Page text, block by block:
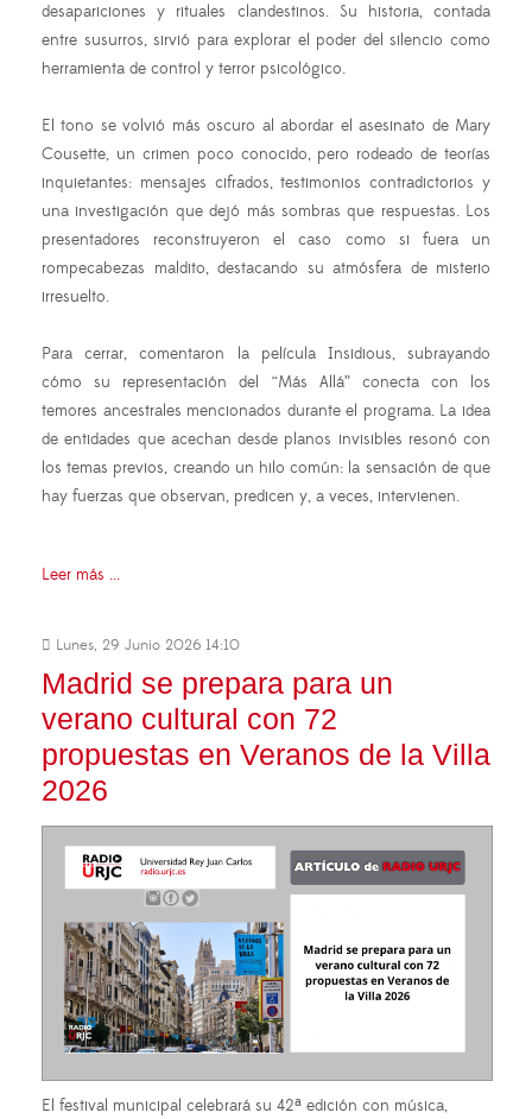
desapariciones y rituales clandestinos. Su historia, contada
entre susurros, sirvió para explorar el poder del silencio como
herramienta de control y terror psicológico.
El tono se volvió más oscuro al abordar el asesinato de Mary
Cousette, un crimen poco conocido, pero rodeado de teorías
inquietantes: mensajes cifrados, testimonios contradictorios y
una investigación que dejó más sombras que respuestas. Los
presentadores reconstruyeron el caso como si fuera un
rompecabezas maldito, destacando su atmósfera de misterio
irresuelto.
Para cerrar, comentaron la película Insidious, subrayando
cómo su representación del “Más Allá” conecta con los
temores ancestrales mencionados durante el programa. La idea
de entidades que acechan desde planos invisibles resonó con
los temas previos, creando un hilo común: la sensación de que
hay fuerzas que observan, predicen y, a veces, intervienen.
Leer más ...
Lunes, 29 Junio 2026 14:10
Madrid se prepara para un
verano cultural con 72
propuestas en Veranos de la Villa
2026
El festival municipal celebrará su 42ª edición con música,